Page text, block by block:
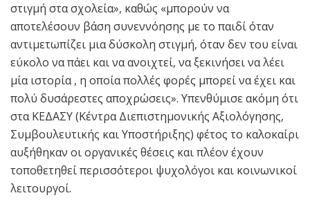
στιγμή στα σχολεία», καθώς «μπορούν να
αποτελέσουν βάση συνεννόησης με το παιδί όταν
αντιμετωπίζει μια δύσκολη στιγμή, όταν δεν του είναι
εύκολο να πάει και να ανοιχτεί, να ξεκινήσει να λέει
μία ιστορία , η οποία πολλές φορές μπορεί να έχει και
πολύ δυσάρεστες αποχρώσεις». Υπενθύμισε ακόμη ότι
στα ΚΕΔΑΣΥ (Κέντρα Διεπιστημονικής Αξιολόγησης,
Συμβουλευτικής και Υποστήριξης) φέτος το καλοκαίρι
αυξήθηκαν οι οργανικές θέσεις και πλέον έχουν
τοποθετηθεί περισσότεροι ψυχολόγοι και κοινωνικοί
λειτουργοί.